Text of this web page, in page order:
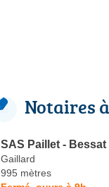
Notaires
SAS Paillet - Bessat
Gaillard
995 mètres